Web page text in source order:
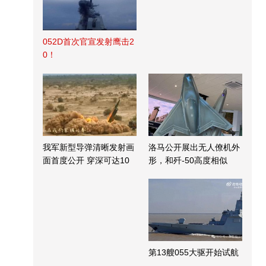
052D首次官宣发射鹰击2
0！
我军新型导弹清晰发射画
面首度公开 穿深可达10
洛马公开展出无人僚机外
形，和歼-50高度相似
第13艘055大驱开始试航